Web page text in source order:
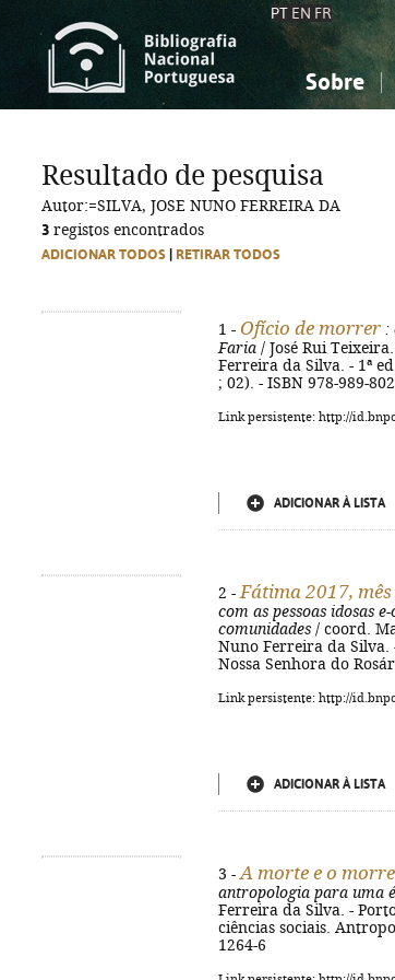
PT EN FR
Sobre
Ciências
Ciências
Resultado de pesquisa
Autor:=SILVA, JOSE NUNO FERREIRA DA
3 registos encontrados
ADICIONAR TODOS RETIRAR TODOS
1 - Ofício de morrer :
Faria / José Rui Teixeira.
Ferreira da Silva. - 1ª
; 02). - ISBN 978-989-
Link persistente: http://
ADICIONAR À LISTA
2 - Fátima 2017,
com as pessoas idosas
comunidades / coord.
Nuno Ferreira da Silva.
Nossa Senhora do
Link persistente: http://
ADICIONAR À LISTA
3 - A morte e o
antropologia para uma
Ferreira da Silva. -
ciências sociais.
1264-6